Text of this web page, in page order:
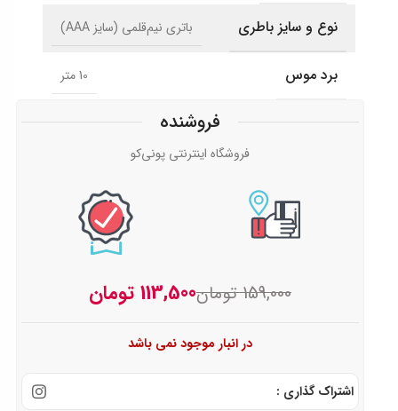
نوع و سایز باطری باتری نیم‌قلمی (سایز AAA)
برد موس 10 متر
فروشنده
فروشگاه اینترنتی پونی‌کو
159,000 تومان113,500 تومان
در انبار موجود نمی باشد
اشتراک گذاری :